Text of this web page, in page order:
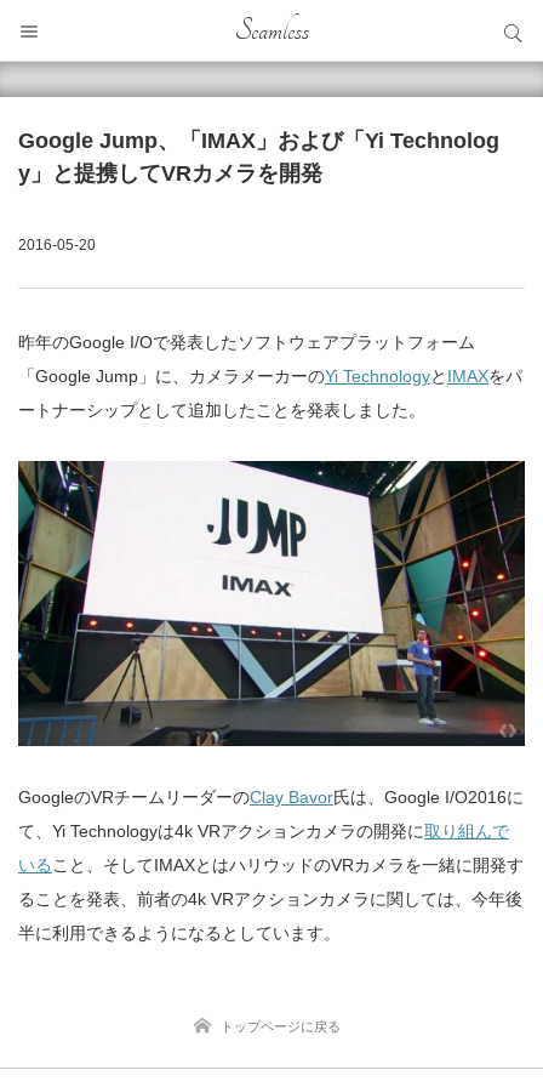
Seamless
Google Jump、「IMAX」および「Yi Technolog
y」と提携してVRカメラを開発
2016-05-20
昨年のGoogle I/Oで発表したソフトウェアプラットフォーム
「Google Jump」に、カメラメーカーのYi Technologyと IMAXをパ
ートナーシップとして追加したことを発表しました。
GoogleのVRチームリーダーのClay Bavor氏は、Google I/O2016に
て、Yi Technologyは4k VRアクションカメラの開発に取り組んで
いる こと、そしてIMAXとはハリウッドのVRカメラを一緒に開発す
ることを発表、前者の4k VRアクションカメラに関しては、今年後
半に利用できるようになるとしています。
トップページに戻る
サイト内検索